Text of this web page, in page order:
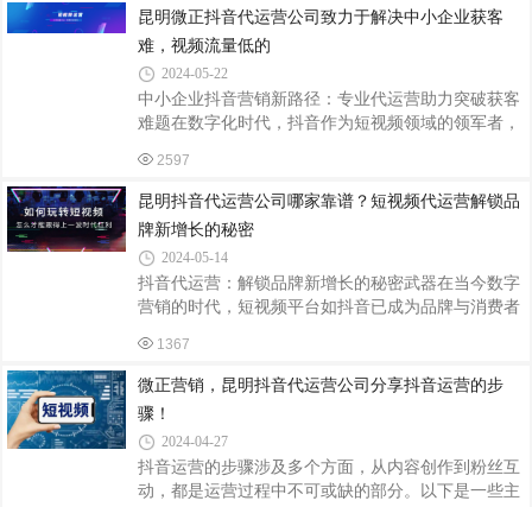
司上，很多企业感到迷茫。本文将对比分析昆明中小
企业在抖音运营上的两种模式：自主运营与代运营的
成本、效果及适用场景。一、自主运营抖音账号优势
成本控制：自主运营不需要支付额外的代运营费用，
可以节省一定的成本。灵活性高：企业可以根据自己
的需求和市场变化随时调整运营策略。深入了解品
牌：企业更了解自己的品牌和产品，能够更好地
昆明微正抖音代运营公司致力于解决中小企业获客
难，视频流量低的
2024-05-22
中小企业抖音营销新路径：专业代运营助力突破获客
难题在数字化时代，抖音作为短视频领域的领军者，
在尝试自己运营抖音账号时，往往会遇到流量低、获
客难的问题。本文将探讨这些问题产生的原因，并说
明为何选择专业的抖音代运营公司可以更好地解决获
客问题。一、中小企业抖音运营面临的问题内容创意
不足：抖音平台上的内容日新月异，中小企业由于缺
乏专业的创意团队，往往难以产出符合用户喜好的高
质量内容。运营策略不当：抖音的算法和用户行为模
式都在不断变化，企业如果缺乏对这些变化的
2597
昆明抖音代运营公司哪家靠谱？短视频代运营解锁品
牌新增长的秘密
2024-05-14
抖音代运营：解锁品牌新增长的秘密武器在当今数字
营销的时代，短视频平台如抖音已成为品牌与消费者
上脱颖而出，成为众多品牌面临的一大挑战。抖音代
运营服务应运而生，为品牌提供了一种全新的解决方
案，助力品牌在抖音上实现快速增长。一、抖音代运
营的概念与价值抖音代运营，即品牌委托专业机构或
个人，代为管理品牌在抖音平台上的账号，包括但不
限于内容创作、发布、互动管理、数据分析等工作。
通过抖音代运营，品牌可以充分利用抖音平台的流量
1367
微正营销，昆明抖音代运营公司分享抖音运营的步
骤！
2024-04-27
抖音运营的步骤涉及多个方面，从内容创作到粉丝互
动，都是运营过程中不可或缺的部分。以下是一些主